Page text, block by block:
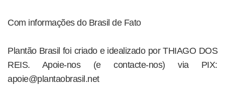
Com informações do Brasil de Fato
Plantão Brasil foi criado e idealizado por THIAGO DOS
REIS. Apoie-nos (e contacte-nos) via PIX:
apoie@plantaobrasil.net